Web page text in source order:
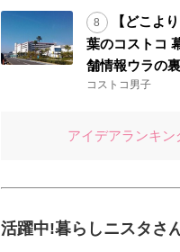
【どこよ
葉のコストコ
舗情報ウラの裏
コストコ男子
アイデアランキン
活躍中!暮らしニスタさ